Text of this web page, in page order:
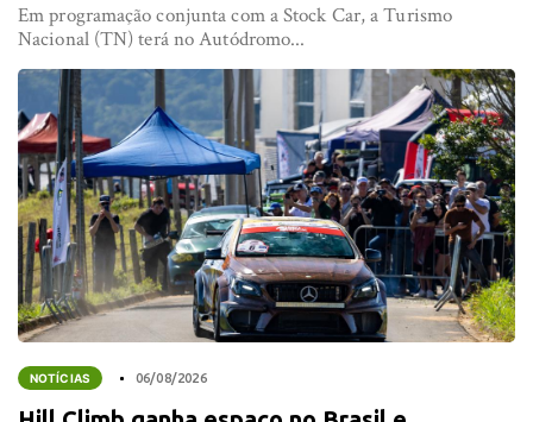
Em programação conjunta com a Stock Car, a Turismo
Nacional (TN) terá no Autódromo...
NOTÍCIAS 06/08/2026